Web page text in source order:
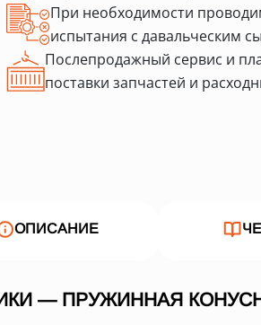
При необходимости
испытания с давальческим
Послепродажный сервис и
поставки запчастей и
ОПИСАНИЕ
— ПРУЖИННАЯ